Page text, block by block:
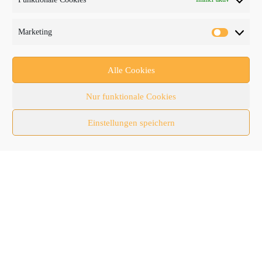
Marketing
Alle Cookies
Nur funktionale Cookies
Einstellungen speichern
Fachmessen
Nutzfahrzeuge
RATL 2025 | RecyclingAKTIV & TiefbauLIVE